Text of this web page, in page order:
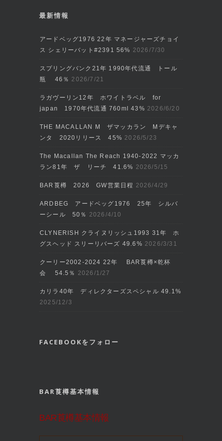
最新情報
アードベッグ1976 22年 マネージャーズチョイ
ス シェリーバット#2391 56% 2026/7/30
スプリングバンク21年 1990年代流通 トール
瓶 46％ 2026/7/21
ラガヴーリン12年 ホワイトラベル for
japan 1970年代流通 760ml 43% 2026/6/20
THE MACALLAN M ザマッカラン Mデキャ
ンタ 2020リリース 45% 2026/5/23
The Macallan The Reach 1940-2022 マッカ
ラン81年 ザ リーチ 41.6% 2026/5/15
BAR莨樽 2026 GW営業日程 2026/4/29
ARDBEG アードベッグ1976 25年 シルバ
ーシール 50％
2026/4/10
CLYNERISH クライヌリッシュ1993 31年 ホ
グスヘッド スリーリバーズ 49.6% 2026/3/31
クーリー2002‐2024 22年 BAR莨樽×乾杯
会 54.5％
2026/1/27
カリラ40年 ディレクターズスペシャル 49.1%
2025/12/3
FACEBOOKをフォロー
BAR莨樽基本情報
BAR莨樽基本情報